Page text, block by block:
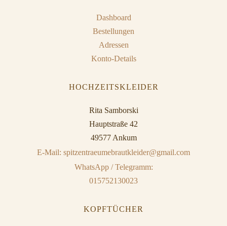
Dashboard
Bestellungen
Adressen
Konto-Details
HOCHZEITSKLEIDER
Rita Samborski
Hauptstraße 42
49577 Ankum
E-Mail: spitzentraeumebrautkleider@gmail.com
WhatsApp / Telegramm:
015752130023
KOPFTÜCHER